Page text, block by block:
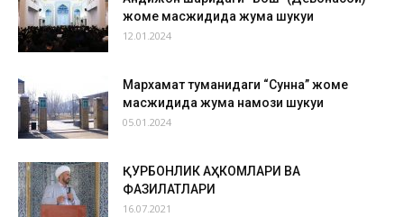
жоме масжидида жума шукуҳи
12.01.2024
Мархамат туманидаги “Сунна” жоме
масжидида жума намози шукуҳи
05.01.2024
ҚУРБОНЛИК АҲКОМЛАРИ ВА
ФАЗИЛАТЛАРИ
16.07.2021